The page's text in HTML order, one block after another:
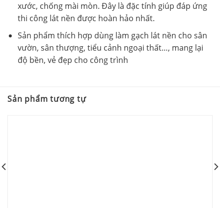
xước, chống mài mòn. Đây là đặc tính giúp đáp ứng
thi công lát nền được hoàn hảo nhất.
Sản phẩm thích hợp dùng làm gạch lát nền cho sân
vườn, sân thượng, tiểu cảnh ngoại thất…, mang lại
độ bền, vẻ đẹp cho công trình
Sản phẩm tương tự